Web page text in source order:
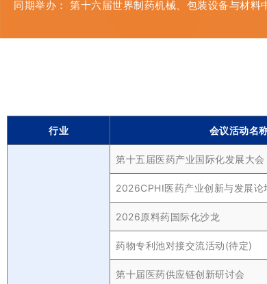
同期举办： 第十六届世界制药机械、包装设备与材料
行业 会议活动名
第十五届医药产业国际化发展大会
2026CPHI医药产业创新与发展论
2026原料药国际化沙龙
药物专利池对接交流活动(待定)
第十届医药供应链创新研讨会